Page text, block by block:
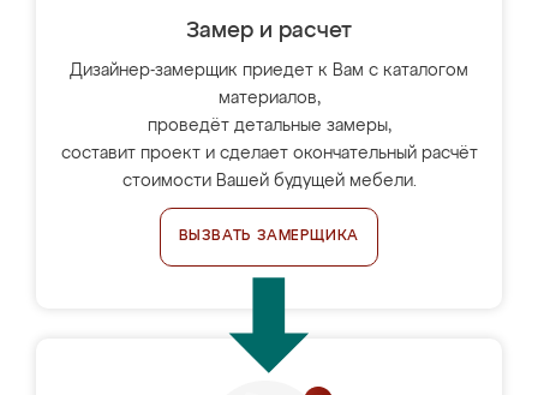
Замер и расчет
Дизайнер-замерщик приедет к Вам с каталогом
материалов,
проведёт детальные замеры,
составит проект и сделает окончательный расчёт
стоимости Вашей будущей мебели.
ВЫЗВАТЬ ЗАМЕРЩИКА